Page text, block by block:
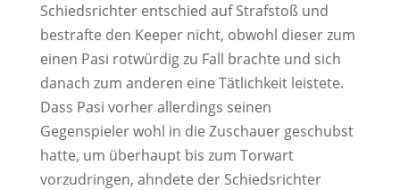
Schiedsrichter entschied auf Strafstoß und
bestrafte den Keeper nicht, obwohl dieser zum
einen Pasi rotwürdig zu Fall brachte und sich
danach zum anderen eine Tätlichkeit leistete.
Dass Pasi vorher allerdings seinen
Gegenspieler wohl in die Zuschauer geschubst
hatte, um überhaupt bis zum Torwart
vorzudringen, ahndete der Schiedsrichter